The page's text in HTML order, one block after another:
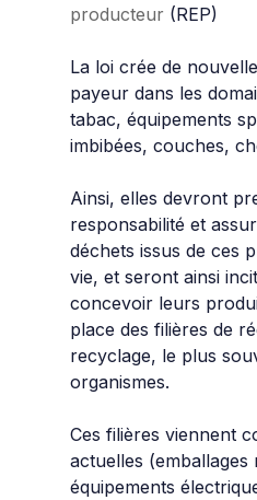
producteur (REP)
La loi crée de
payeur dans les
tabac, équipements
imbibées, couches,
Ainsi, elles devront
responsabilité et a
déchets issus de ces
vie, etseront ainsi
concevoir leurs
place des filières de
recyclage, le plus
organismes.
Ces filières viennent
actuelles (emballages
équipements